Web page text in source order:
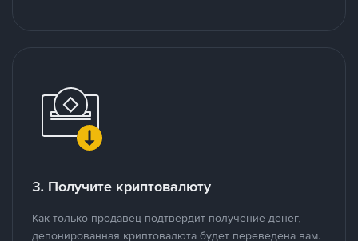
3. Получите криптовалюту
Как только продавец подтвердит получение денег,
депонированная криптовалюта будет переведена вам.